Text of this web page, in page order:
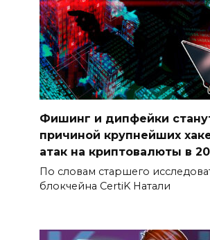
Фишинг и дипфейки
причиной крупнейших
атак на криптовалюты в
По словам старшего
блокчейна CertiK Натали